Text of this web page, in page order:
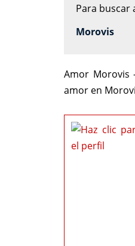
Para buscar
Morovis
Amor Morovis
amor en